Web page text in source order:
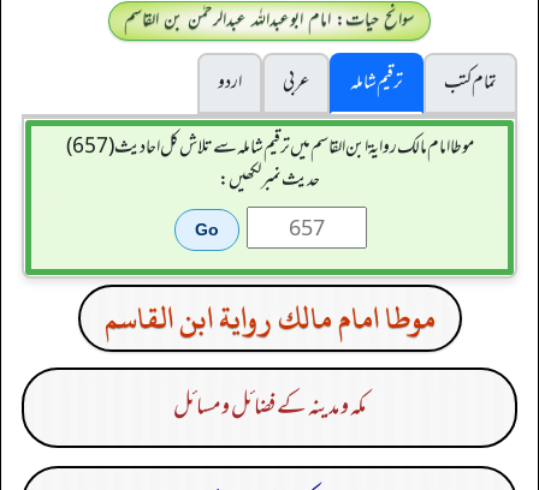
سوانح حیات: امام ابوعبداللہ عبدالرحمٰن بن القاسم
تمام کتب
ترقیم شاملہ عربی
اردو
موطا امام مالك رواية ابن القاسم میں ترقیم شاملہ سے تلاش کل احادیث (657)
حدیث نمبر لکھیں:
موطا امام مالك رواية ابن القاسم
مکہ و مدینہ کے فضائل ومسائل